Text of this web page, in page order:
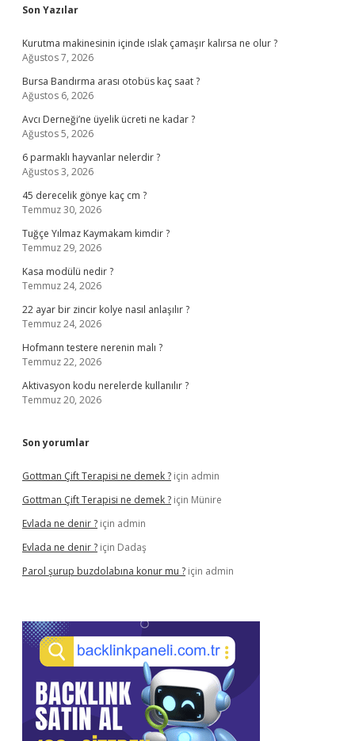
Sidebar
Son Yazılar
Kurutma makinesinin içinde ıslak çamaşır kalırsa ne olur ?
Ağustos 7, 2026
Bursa Bandırma arası otobüs kaç saat ?
Ağustos 6, 2026
Avcı Derneği’ne üyelik ücreti ne kadar ?
Ağustos 5, 2026
6 parmaklı hayvanlar nelerdir ?
Ağustos 3, 2026
45 derecelik gönye kaç cm ?
Temmuz 30, 2026
Tuğçe Yılmaz Kaymakam kimdir ?
Temmuz 29, 2026
Kasa modülü nedir ?
Temmuz 24, 2026
22 ayar bir zincir kolye nasıl anlaşılır ?
Temmuz 24, 2026
Hofmann testere nerenin malı ?
Temmuz 22, 2026
Aktivasyon kodu nerelerde kullanılır ?
Temmuz 20, 2026
Son yorumlar
Gottman Çift Terapisi ne demek ? için admin
Gottman Çift Terapisi ne demek ? için Münire
Evlada ne denir ? için admin
Evlada ne denir ? için Dadaş
Parol şurup buzdolabına konur mu ? için admin